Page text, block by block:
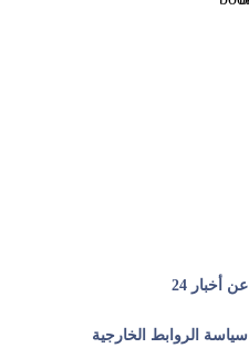
عن أخبار 24
سياسة الروابط الخارجية